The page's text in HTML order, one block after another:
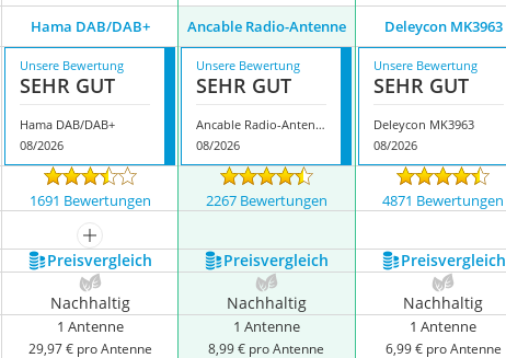
Hama DAB/DAB+ Ancable Radio-Antenne Deleycon MK3963
Unsere Bewertung
SEHR GUT
Hama DAB/DAB+
08/2026
Unsere Bewertung
SEHR GUT
Ancable Radio-Antenne
08/2026
Unsere Bewertung
SEHR GUT
Deleycon MK3963
08/2026
1691 Bewertungen 2267 Bewertungen 4871 Bewertungen
mehr anzeigen
Preis­vergleich Preis­vergleich Preis­vergleich
Nachhaltig Nachhaltig Nachhaltig
1 Antenne
29,97 € pro Antenne
1 Antenne
8,99 € pro Antenne
1 Antenne
6,99 € pro Antenne